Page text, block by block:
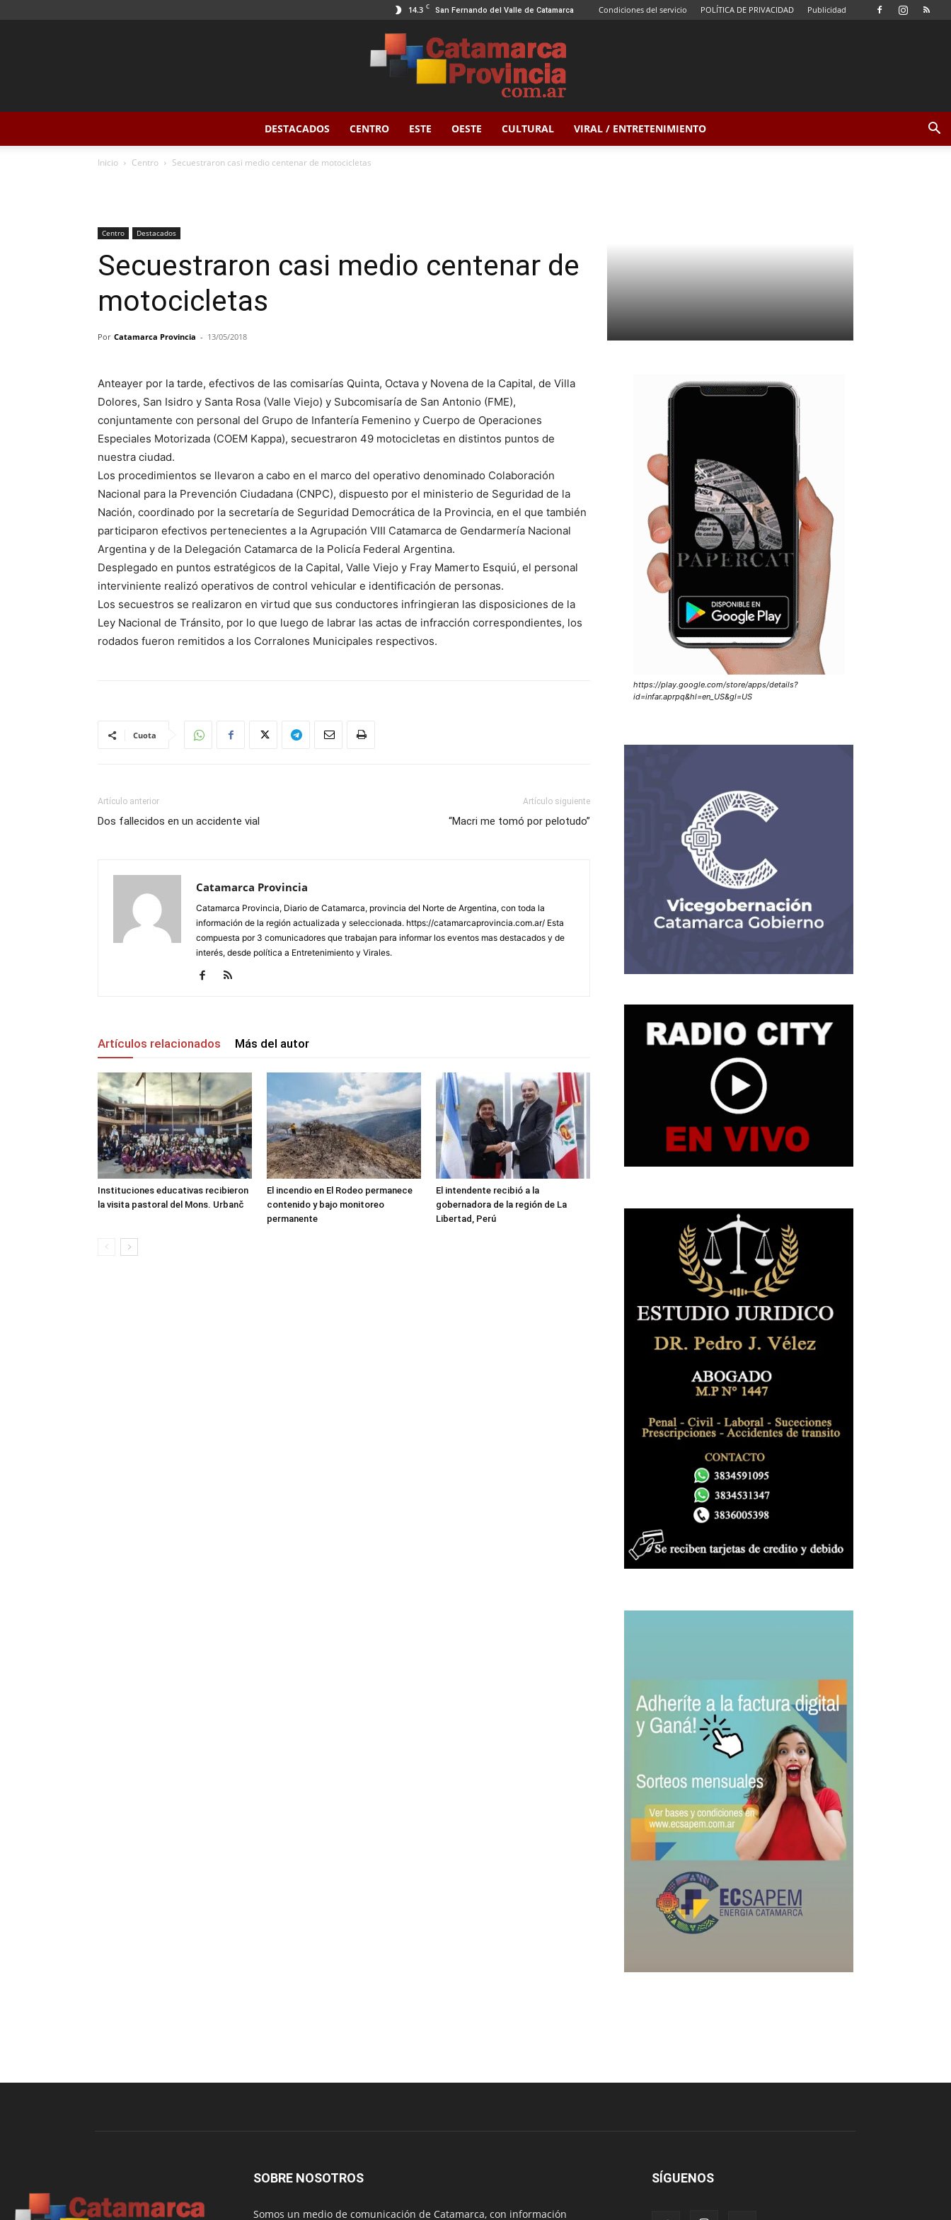
14.3 C San Fernando del Valle de Catamarca Condiciones del servicio POLÍTICA DE PRIVACIDAD Publicidad
Catamarca
DESTACADOS CENTRO ESTE OESTE CULTURAL VIRAL / ENTRETENIMIENTO
Inicio Centro Secuestraron casi medio centenar de motocicletas
Centro Destacados
Secuestraron casi medio centenar de
motocicletas
Por Catamarca Provincia - 13/05/2018
Anteayer por la tarde, efectivos de las comisarías Quinta, Octava y Novena de la Capital, de Villa
Dolores, San Isidro y Santa Rosa (Valle Viejo) y Subcomisaría de San Antonio (FME),
conjuntamente con personal del Grupo de Infantería Femenino y Cuerpo de Operaciones
Especiales Motorizada (COEM Kappa), secuestraron 49 motocicletas en distintos puntos de
nuestra ciudad.
Los procedimientos se llevaron a cabo en el marco del operativo denominado Colaboración
Nacional para la Prevención Ciudadana (CNPC), dispuesto por el ministerio de Seguridad de la
Nación, coordinado por la secretaría de Seguridad Democrática de la Provincia, en el que también
participaron efectivos pertenecientes a la Agrupación VIII Catamarca de Gendarmería Nacional
Argentina y de la Delegación Catamarca de la Policía Federal Argentina.
Desplegado en puntos estratégicos de la Capital, Valle Viejo y Fray Mamerto Esquiú, el personal
interviniente realizó operativos de control vehicular e identificación de personas.
Los secuestros se realizaron en virtud que sus conductores infringieran las disposiciones de la
Ley Nacional de Tránsito, por lo que luego de labrar las actas de infracción correspondientes, los
rodados fueron remitidos a los Corralones Municipales respectivos.
Cuota
Artículo anterior
Dos fallecidos en un accidente vial
Artículo siguiente
“Macri me tomó por pelotudo”
Catamarca Provincia
Catamarca Provincia, Diario de Catamarca, provincia del Norte de Argentina, con toda la
información de la región actualizada y seleccionada. https://catamarcaprovincia.com.ar/ Esta
compuesta por 3 comunicadores que trabajan para informar los eventos mas destacados y de
interés, desde política a Entretenimiento y Virales.
Artículos relacionados Más del autor
Instituciones educativas recibieron
la visita pastoral del Mons. Urbanč
El incendio en El Rodeo permanece
contenido y bajo monitoreo
permanente
El intendente recibió a la
gobernadora de la región de La
Libertad, Perú
https://play.google.com/store/apps/details?
id=infar.aprpq&hl=en_US&gl=US
SOBRE NOSOTROS
Somos un medio de comunicación de Catamarca, con información
SÍGUENOS